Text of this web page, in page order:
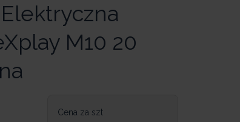
M10 20
Cena za szt